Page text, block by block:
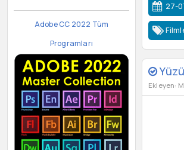
Adobe CC 2022 Tüm
Programları
27-
Ekleyen: